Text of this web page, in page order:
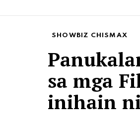
SHOWBIZ CHISMAX
sa mga
inihain ni